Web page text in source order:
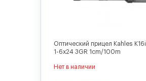
Оптический прицел Kahles K16i
1-6x24 3GR 1cm/100m
Нет в наличии